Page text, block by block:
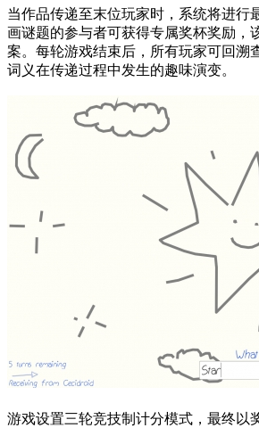
当作品传递至末位玩家时，系统将进行
画谜题的参与者可获得专属奖杯奖励，
案。每轮游戏结束后，所有玩家可回溯
词义在传递过程中发生的趣味演变。
游戏设置三轮竞技制计分模式，最终以